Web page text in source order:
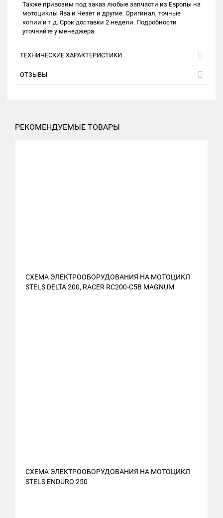
Также привозим под заказ любые запчасти из Европы на
мотоциклы Ява и Чезет и другие. Оригинал, точные
копии и т.д. Срок доставки 2 недели. Подробности
уточняйте у менеджера.
ТЕХНИЧЕСКИЕ ХАРАКТЕРИСТИКИ
ОТЗЫВЫ
РЕКОМЕНДУЕМЫЕ ТОВАРЫ
СХЕМА ЭЛЕКТРООБОРУДОВАНИЯ НА МОТОЦИКЛ
STELS DELTA 200, RACER RC200-C5B MAGNUM
СХЕМА ЭЛЕКТРООБОРУДОВАНИЯ НА МОТОЦИКЛ
STELS ENDURO 250